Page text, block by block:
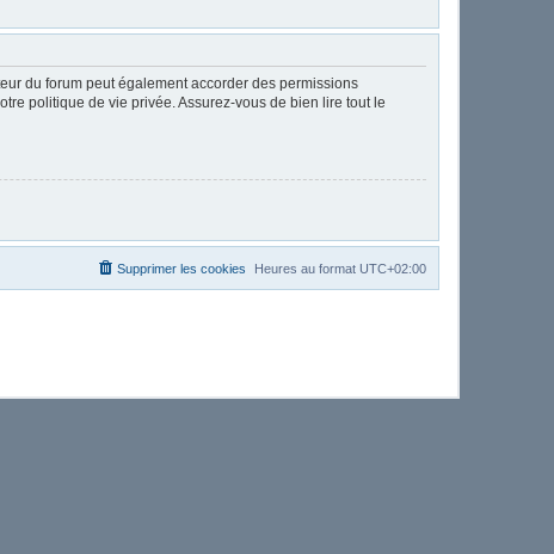
du forum peut également accorder des permissions
politique de vie privée. Assurez-vous de bien lire tout le
Heures au format UTC+02:00
Supprimer les cookies